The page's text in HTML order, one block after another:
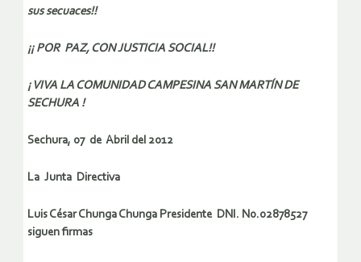
sus secuaces!!
¡¡ POR PAZ, CON JUSTICIA SOCIAL!!
¡ VIVA LA COMUNIDAD CAMPESINA SAN MARTÍN DE
SECHURA !
Sechura, 07 de Abril del 2012
La Junta Directiva
Luis César Chunga Chunga Presidente DNI. No.02878527
siguen firmas